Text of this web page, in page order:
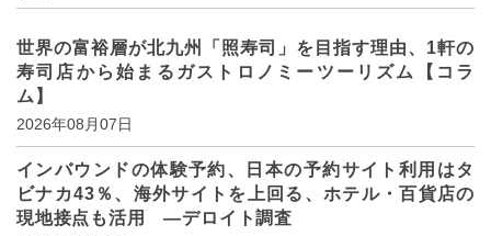
世界の富裕層が北九州「照寿司」を目指す理由、1軒の
寿司店から始まるガストロノミーツーリズム【コラ
ム】
2026年08月07日
インバウンドの体験予約、日本の予約サイト利用はタ
ビナカ43％、海外サイトを上回る、ホテル・百貨店の
現地接点も活用 ―デロイト調査